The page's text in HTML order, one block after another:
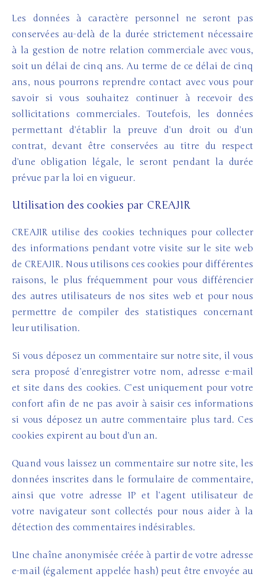
Les données à caractère personnel ne seront pas
conservées au-delà de la durée strictement nécessaire
à la gestion de notre relation commerciale avec vous,
soit un délai de cinq ans. Au terme de ce délai de cinq
ans, nous pourrons reprendre contact avec vous pour
savoir si vous souhaitez continuer à recevoir des
sollicitations commerciales. Toutefois, les données
permettant d’établir la preuve d’un droit ou d’un
contrat, devant être conservées au titre du respect
d’une obligation légale, le seront pendant la durée
prévue par la loi en vigueur.
Utilisation des cookies par CREAJIR
CREAJIR utilise des cookies techniques pour collecter
des informations pendant votre visite sur le site web
de CREAJIR. Nous utilisons ces cookies pour différentes
raisons, le plus fréquemment pour vous différencier
des autres utilisateurs de nos sites web et pour nous
permettre de compiler des statistiques concernant
leur utilisation.
Si vous déposez un commentaire sur notre site, il vous
sera proposé d’enregistrer votre nom, adresse e-mail
et site dans des cookies. C’est uniquement pour votre
confort afin de ne pas avoir à saisir ces informations
si vous déposez un autre commentaire plus tard. Ces
cookies expirent au bout d’un an.
Quand vous laissez un commentaire sur notre site, les
données inscrites dans le formulaire de commentaire,
ainsi que votre adresse IP et l’agent utilisateur de
votre navigateur sont collectés pour nous aider à la
détection des commentaires indésirables.
Une chaîne anonymisée créée à partir de votre adresse
e-mail (également appelée hash) peut être envoyée au